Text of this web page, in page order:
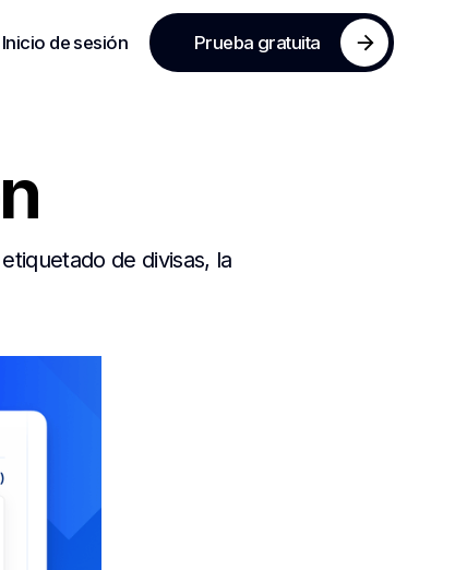
Inicio de sesión Prueba gratuita
de divisas, la